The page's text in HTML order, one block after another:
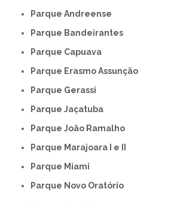
Parque Andreense
Parque Bandeirantes
Parque Capuava
Parque Erasmo Assunção
Parque Gerassi
Parque Jaçatuba
Parque João Ramalho
Parque Marajoara I e II
Parque Miami
Parque Novo Oratório